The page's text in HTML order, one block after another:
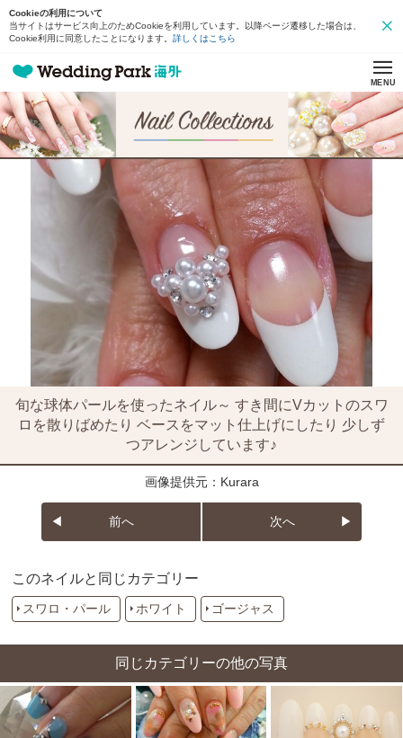
Cookieの利用について
当サイトはサービス向上のためCookieを利用しています。以降ページ遷移した場合は、
Cookie利用に同意したことになります。 詳しくはこちら
MENU
旬な球体パールを使ったネイル～ すき間にVカットのスワ
ロを散りばめたり ベースをマット仕上げにしたり 少しず
つアレンジしています♪
画像提供元：Kurara
前へ 次へ
このネイルと同じカテゴリー
スワロ・パール ホワイト ゴージャス
同じカテゴリーの他の写真